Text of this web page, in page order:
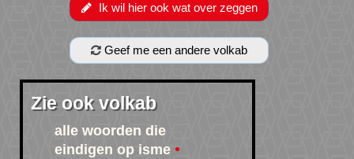
Ik wil hier ook wat over zeggen
Geef me een andere volkab
Zie ook volkab
alle woorden die
eindigen op isme